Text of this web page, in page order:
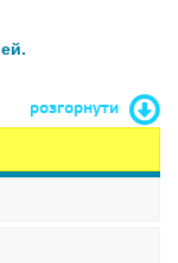
розгорнути